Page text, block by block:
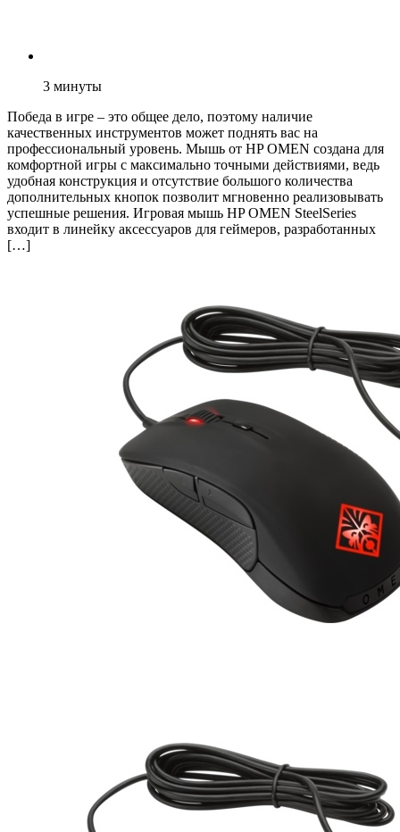
3 минуты
Победа в игре – это общее дело, поэтому наличие
качественных инструментов может поднять вас на
профессиональный уровень. Мышь от HP OMEN создана для
комфортной игры с максимально точными действиями, ведь
удобная конструкция и отсутствие большого количества
дополнительных кнопок позволит мгновенно реализовывать
успешные решения. Игровая мышь HP OMEN SteelSeries
входит в линейку аксессуаров для геймеров, разработанных
[…]